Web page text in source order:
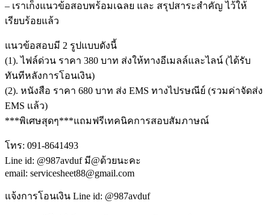
– เราเก็งแนวข้อสอบพร้อมเฉลย และ สรุปสาระสำคัญ ไว้ให้
เรียบร้อยแล้ว
แนวข้อสอบมี 2 รูปแบบดังนี้
(1). ไฟล์ด่วน ราคา 380 บาท ส่งให้ทางอีเมลล์และไลน์ (ได้รับ
ทันทีหลังการโอนเงิน)
(2). หนังสือ ราคา 680 บาท ส่ง EMS ทางไปรษณีย์ (รวมค่าจัดส่ง
EMS เเล้ว)
***พิเศษสุดๆ***แถมฟรีเทคนิคการสอบสัมภาษณ์
โทร: 091-8641493
Line id: @987avduf มี@ด้วยนะคะ
email: servicesheet88@gmail.com
แจ้งการโอนเงิน Line id: @987avduf